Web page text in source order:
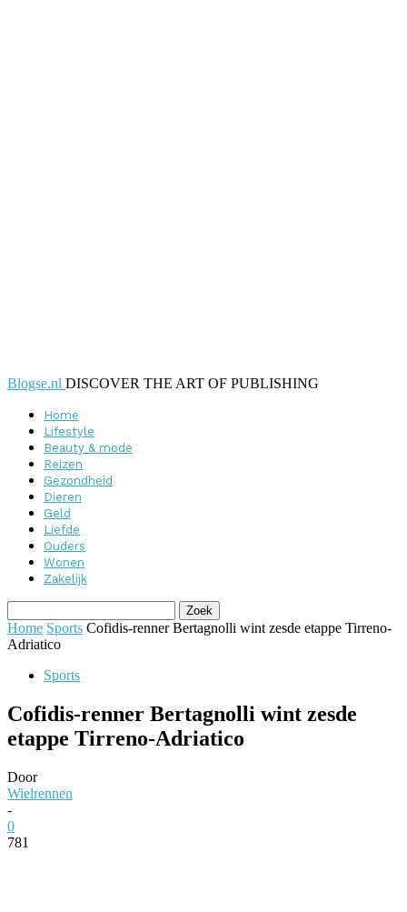
Blogse.nl DISCOVER THE ART OF PUBLISHING
Home
Lifestyle
Beauty & mode
Reizen
Gezondheid
Dieren
Geld
Liefde
Ouders
Wonen
Zakelijk
Home Sports Cofidis-renner Bertagnolli wint zesde etappe Tirreno-
Adriatico
Sports
Cofidis-renner Bertagnolli wint zesde
etappe Tirreno-Adriatico
Door
Wielrennen
-
0
781